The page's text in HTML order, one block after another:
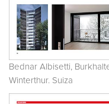
Bednar Albisetti,
Winterthur. Suiza